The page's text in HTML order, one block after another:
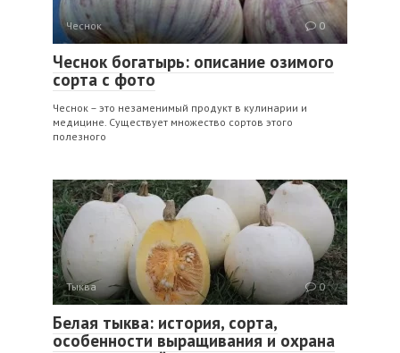
Чеснок 0
Чеснок богатырь: описание озимого
сорта с фото
Чеснок – это незаменимый продукт в кулинарии и
медицине. Существует множество сортов этого
полезного
Тыква 0
Белая тыква: история, сорта,
особенности выращивания и охрана